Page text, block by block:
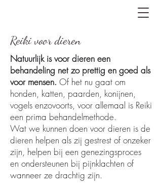
Reiki voor dieren
Natuurlijk is voor dieren een
behandeling net zo prettig en goed als
voor mensen. Of het nu gaat om
honden, katten, paarden, konijnen,
vogels enzovoorts, voor allemaal is Reiki
een prima behandelmethode.
Wat we kunnen doen voor dieren is de
dieren helpen als zij gestrest of onzeker
zijn, helpen bij een genezingsproces
en ondersteunen bij pijnklachten of
wanneer ze drachtig zijn.